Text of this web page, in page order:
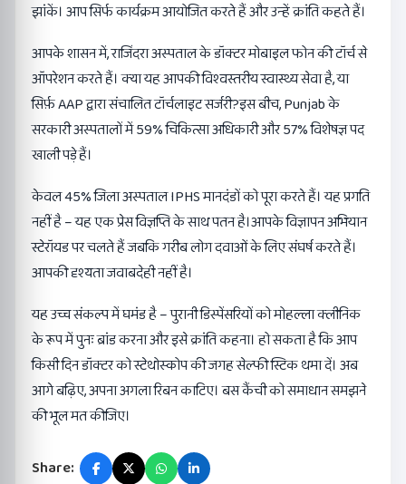
झांकें। आप सिर्फ कार्यक्रम आयोजित करते हैं और उन्हें क्रांति कहते हैं।
आपके शासन में, राजिंदरा अस्पताल के डॉक्टर मोबाइल फोन की टॉर्च से
ऑपरेशन करते हैं। क्या यह आपकी विश्वस्तरीय स्वास्थ्य सेवा है, या
सिर्फ़ AAP द्वारा संचालित टॉर्चलाइट सर्जरी?इस बीच, Punjab के
सरकारी अस्पतालों में 59% चिकित्सा अधिकारी और 57% विशेषज्ञ पद
खाली पड़े हैं।
केवल 45% जिला अस्पताल IPHS मानदंडों को पूरा करते हैं। यह प्रगति
नहीं है – यह एक प्रेस विज्ञप्ति के साथ पतन है।आपके विज्ञापन अभियान
स्टेरॉयड पर चलते हैं जबकि गरीब लोग दवाओं के लिए संघर्ष करते हैं।
आपकी दृश्यता जवाबदेही नहीं है।
यह उच्च संकल्प में घमंड है – पुरानी डिस्पेंसरियों को मोहल्ला क्लीनिक
के रूप में पुनः ब्रांड करना और इसे क्रांति कहना। हो सकता है कि आप
किसी दिन डॉक्टर को स्टेथोस्कोप की जगह सेल्फी स्टिक थमा दें। अब
आगे बढ़िए, अपना अगला रिबन काटिए। बस कैंची को समाधान समझने
की भूल मत कीजिए।
Share: